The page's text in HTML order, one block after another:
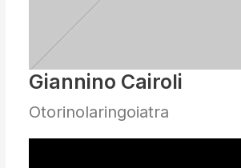
Giannino Cairoli
Otorinolaringoiatra